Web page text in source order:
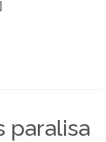
paralisa